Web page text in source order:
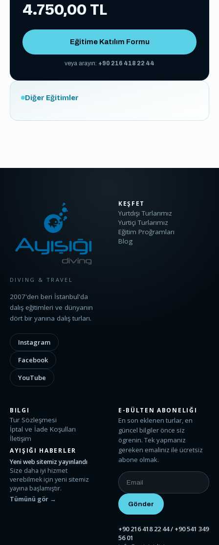
4.750,00 TL
Eğitime Katılım Formu
veya arayın: +90 216 418 22 44
Diğer Eğitimler
DIVING & TRAVEL
2007'den beri İstanbul'da
dalış eğitimleri ve dünyanın
dört bir yanına dalış turları.
Instagram
Facebook
YouTube
KEŞFET
Yurtdışı Turlarımız
Yurtiçi Turlarımız
Eğitim Proğramları
Blog
BILGI
Tur Sözleşmesi
İptal ve İade Koşulları
İletişim
AYIŞIĞI HABERLER
Yeni web sitemiz yayınlandı
Size daha iyi hizmet
verebilmek için yeni sitemiz
yayına başlamıştır.
Tümünü gör →
E-BÜLTEN ABONELIĞI
En son eklenen turlar, en
güncel bilgiler önce siz
ögrenin. Tek yapmaniz
gereken emaliniz ile ücretsiz
abone olmak.
+90 216 418 22 44 / +90 541 349
56 01